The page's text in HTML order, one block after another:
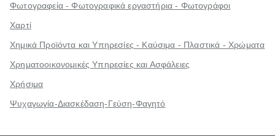
Φωτογραφεία - Φωτογραφικά εργαστήρια - Φωτογράφοι
Χαρτί
Χημικά Προϊόντα και Υπηρεσίες - Καύσιμα - Πλαστικά - Χρώματα
Χρηματοοικονομικές Υπηρεσίες και Ασφάλειες
Χρήσιμα
Ψυχαγωγία-Διασκέδαση-Γεύση-Φαγητό